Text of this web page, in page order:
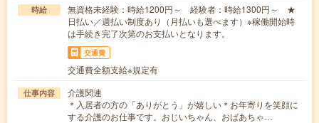
時給
無資格未経験：時給1200円～ 経験者：時給1300円～ ★
日払い／週払い制度あり（月払いも選べます）※稼働開始時
は手続き完了次第のお支払いとなります。
交通費
交通費全額支給※規定有
仕事内容
介護関連
＊入居者の方の「ありがとう」が嬉しい＊お年寄りを笑顔に
する介護のお仕事です。おじいちゃん、おばあちゃ…